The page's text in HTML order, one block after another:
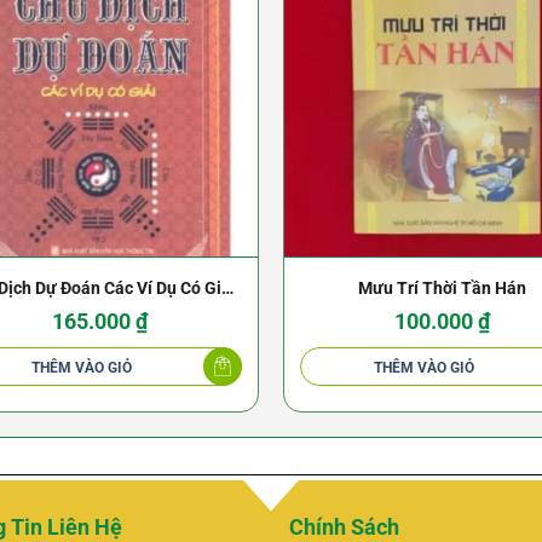
Dự Đoán Các Ví Dụ Có Giải
– Thiệu Vĩ Hoa
165.000₫
THÊM VÀO GIỎ
Mưu Trí Thời Tần Hán
100.000₫
THÊM VÀO GIỎ
Tin Liên Hệ Chính Sách